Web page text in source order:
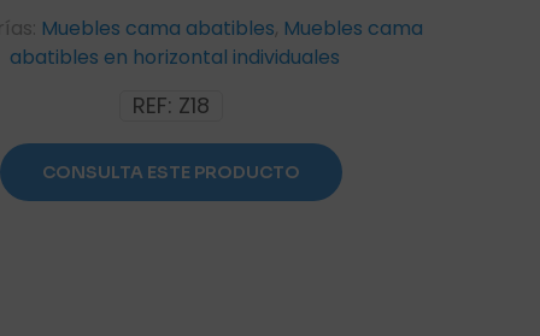
REF: Z18
Muebles cama abatibles, Muebles cama
abatibles en horizontal individuales
CONSULTA ESTE PRODUCTO